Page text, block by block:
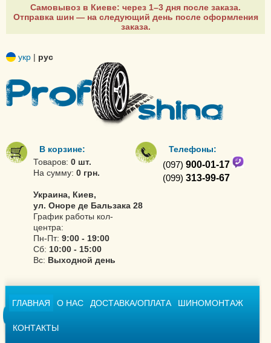
Самовывоз в Киеве: через 1–3 дня после заказа.
Отправка шин — на следующий день после оформления
заказа.
укр | рус
В корзине:
Товаров: 0 шт.
На сумму: 0 грн.
Украина, Киев,
ул. Оноре де Бальзака 28
График работы кол-
центра:
Пн-Пт: 9:00 - 19:00
Сб: 10:00 - 15:00
Вс: Выходной день
Телефоны:
(097) 900-01-17
(099) 313-99-67
ГЛАВНАЯ О НАС ДОСТАВКА/ОПЛАТА ШИНОМОНТАЖ
КОНТАКТЫ